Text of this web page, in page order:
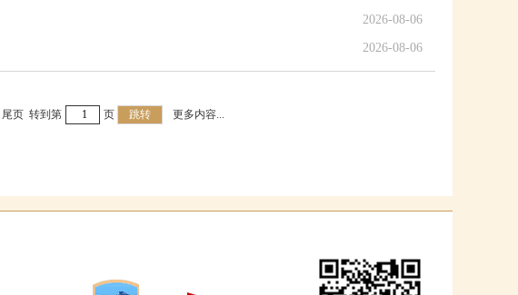
2026-08-06
2026-08-06
尾页 转到第 页 跳转 更多内容...